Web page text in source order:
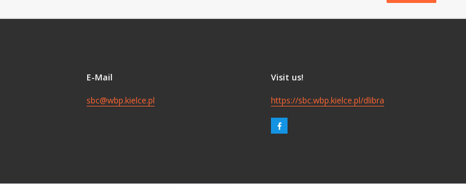
E-Mail
sbc@wbp.kielce.pl
Visit us!
https://sbc.wbp.kielce.pl/dlibra